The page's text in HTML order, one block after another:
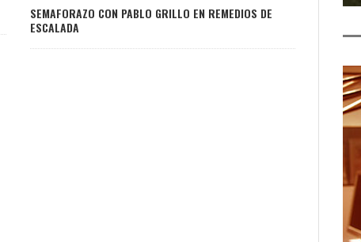
SEMAFORAZO CON PABLO GRILLO EN REMEDIOS DE
ESCALADA